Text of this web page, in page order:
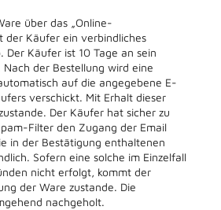
über das „Online-
der Käufer ein verbindliches
Der Käufer ist 10 Tage an sein
der Bestellung wird eine
auf die angegebene E-
verschickt. Mit Erhalt dieser
Der Käufer hat sicher zu
Filter den Zugang der Email
in der Bestätigung enthaltenen
Sofern eine solche im Einzelfall
nicht erfolgt, kommt der
der Ware zustande. Die
nachgeholt.